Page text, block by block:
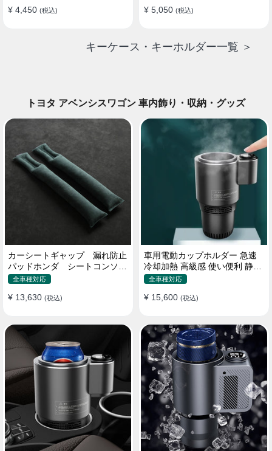
¥ 4,450 (税込) ¥ 5,050 (税込)
キーケース・キーホルダー一覧 ＞
トヨタ アベンシスワゴン 車内飾り・収納・グッズ
カーシートギャップ 漏れ防止
パッドホンダ シートコンソー
ル 隙間 クッション
全車種対応
¥ 13,630 (税込)
車用電動カップホルダー 急速
冷却加熱 高級感 使い便利 静音
収納 飲み物
全車種対応
¥ 15,600 (税込)